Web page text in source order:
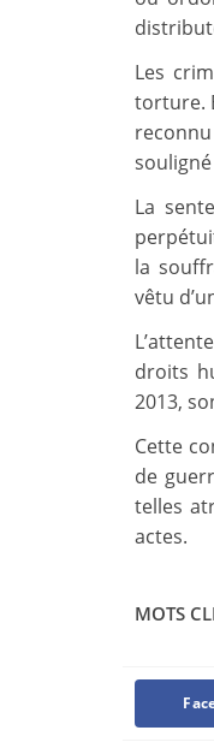
Les
torture.
La
la
vêtu
droits
2013,
Cette
de
telles
actes.
MOTS